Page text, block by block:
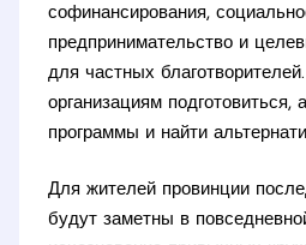
софинансирования,
предпринимательство и
для частных
организациям подготовиться,
программы и найти
Для жителей провинции
будут заметны в